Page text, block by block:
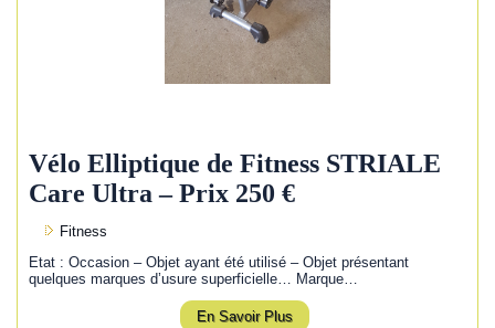
Vélo Elliptique de Fitness STRIALE
Care Ultra – Prix 250 €
Fitness
Etat : Occasion – Objet ayant été utilisé – Objet présentant
quelques marques d’usure superficielle… Marque…
En Savoir Plus